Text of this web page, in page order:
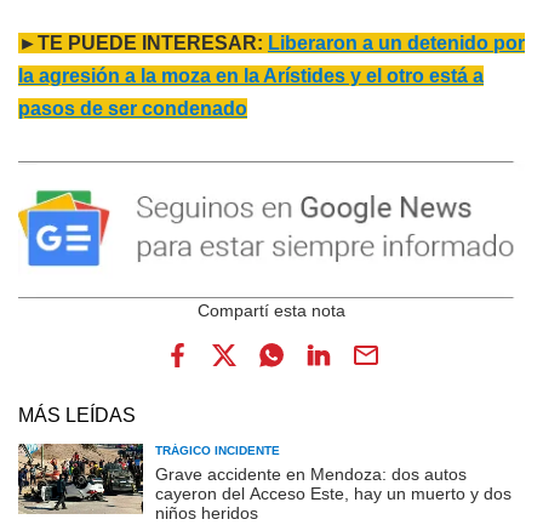
►TE PUEDE INTERESAR: Liberaron a un detenido por
la agresión a la moza en la Arístides y el otro está a
pasos de ser condenado
MÁS LEÍDAS
TRÁGICO INCIDENTE
Grave accidente en Mendoza: dos autos
cayeron del Acceso Este, hay un muerto y dos
niños heridos